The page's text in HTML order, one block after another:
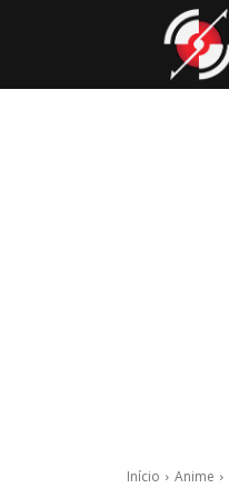
Início Anime